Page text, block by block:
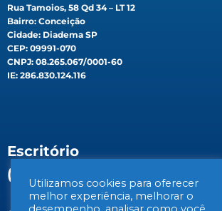
Rua Tamoios, 58 Qd 34 – LT 12
Bairro: Conceição
Cidade: Diadema SP
CEP: 09991-070
CNPJ: 08.265.067/0001-60
IE: 286.830.124.116
Escritório
(Filial)
Utilizamos cookies para oferecer
melhor experiência, melhorar o